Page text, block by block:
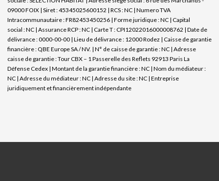
09000 FOIX | Siret : 45345025600152 | RCS : NC | Numero TVA
Intracommunautaire : FR82453450256 | Forme juridique : NC | Capital
social : NC | Assurance RCP : NC | Carte T : CPI12022016000008762 | Date de
délivrance : 0000-00-00 | Lieu de délivrance : 12000 Rodez | Caisse de garantie
financière : QBE Europe SA / NV. | N° de caisse de garantie : NC | Adresse
caisse de garantie : Tour CBX – 1 Passerelle des Reflets 92913 Paris La
Défense Cedex | Montant de la garantie financière : NC | Nom du médiateur :
NC | Adresse du médiateur : NC | Adresse du site : NC | Entreprise
juridiquement et financièrement indépendante